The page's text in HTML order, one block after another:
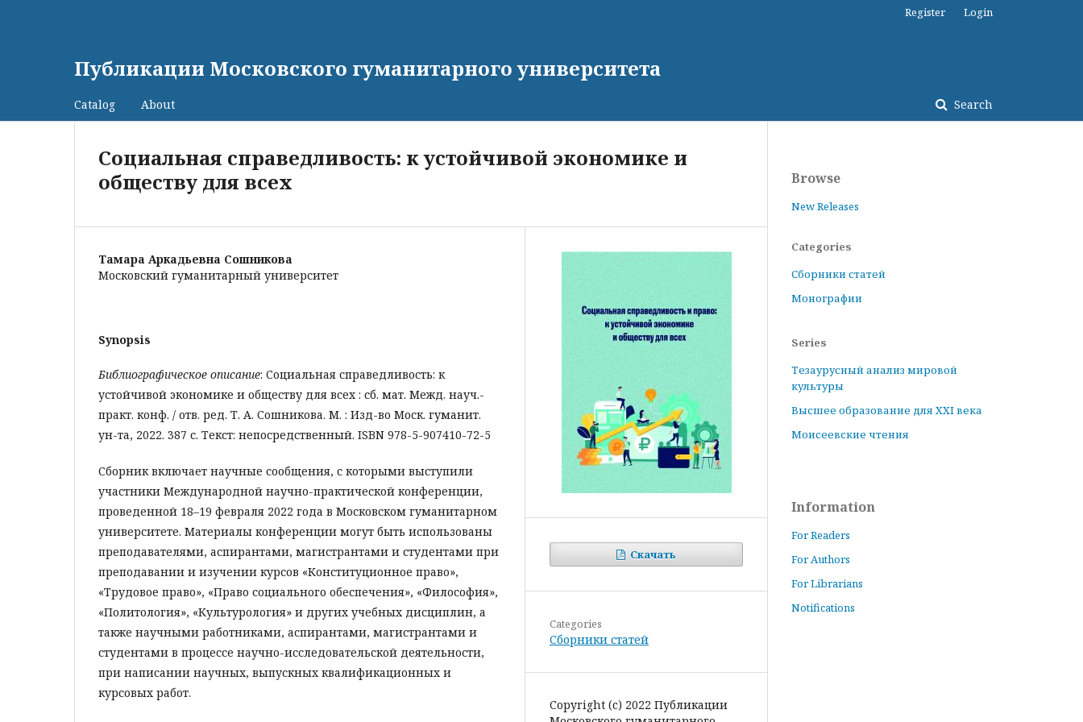
Публикации Московского гуманитарного университета
Catalog About Search
Register Login
Социальная справедливость: к устойчивой экономике и
обществу для всех
Тамара Аркадьевна Сошникова
Московский гуманитарный университет
Synopsis
Библиографическое описание: Социальная справедливость: к
устойчивой экономике и обществу для всех : сб. мат. Межд. науч.-
практ. конф. / отв. ред. Т. А. Сошникова. М. : Изд-во Моск. гуманит.
ун-та, 2022. 387 с. Текст: непосредственный. ISBN 978-5-907410-72-5
Сборник включает научные сообщения, с которыми выступили
участники Международной научно-практической конференции,
проведенной 18–19 февраля 2022 года в Московском гуманитарном
университете. Материалы конференции могут быть использованы
преподавателями, аспирантами, магистрантами и студентами при
преподавании и изучении курсов «Конституционное право»,
«Трудовое право», «Право социального обеспечения», «Философия»,
«Политология», «Культурология» и других учебных дисциплин, а
также научными работниками, аспирантами, магистрантами и
студентами в процессе научно-исследовательской деятельности,
при написании научных, выпускных квалификационных и
курсовых работ.
Скачать
Categories
Сборники статей
Copyright (c) 2022 Публикации
Browse
New Releases
Categories
Сборники статей
Монографии
Series
Тезаурусный анализ мировой
культуры
Высшее образование для XXI века
Моисеевские чтения
Information
For Readers
For Authors
For Librarians
Notifications